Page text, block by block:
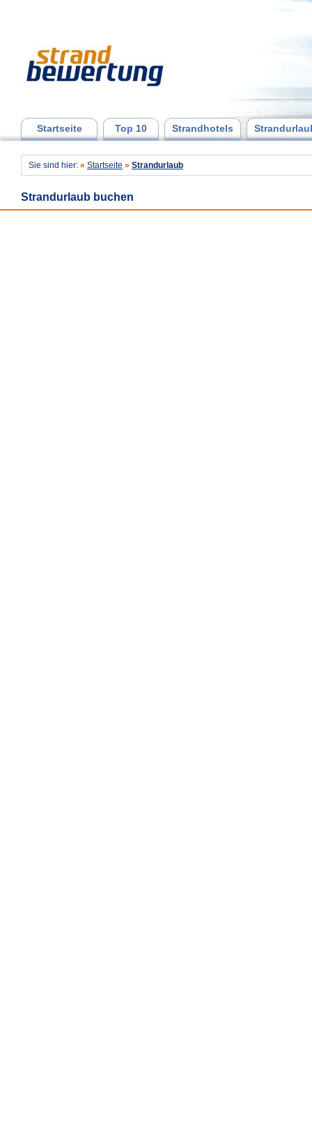
Startseite Top 10 Strandhotels
Sie sind hier: » Startseite » Strandurlaub
Strandurlaub buchen